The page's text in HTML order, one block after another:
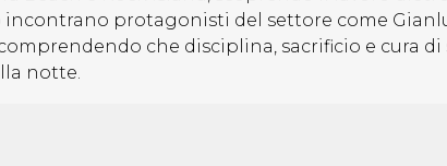
incontrano protagonisti del settore come
che disciplina, sacrificio e cura di
notte.